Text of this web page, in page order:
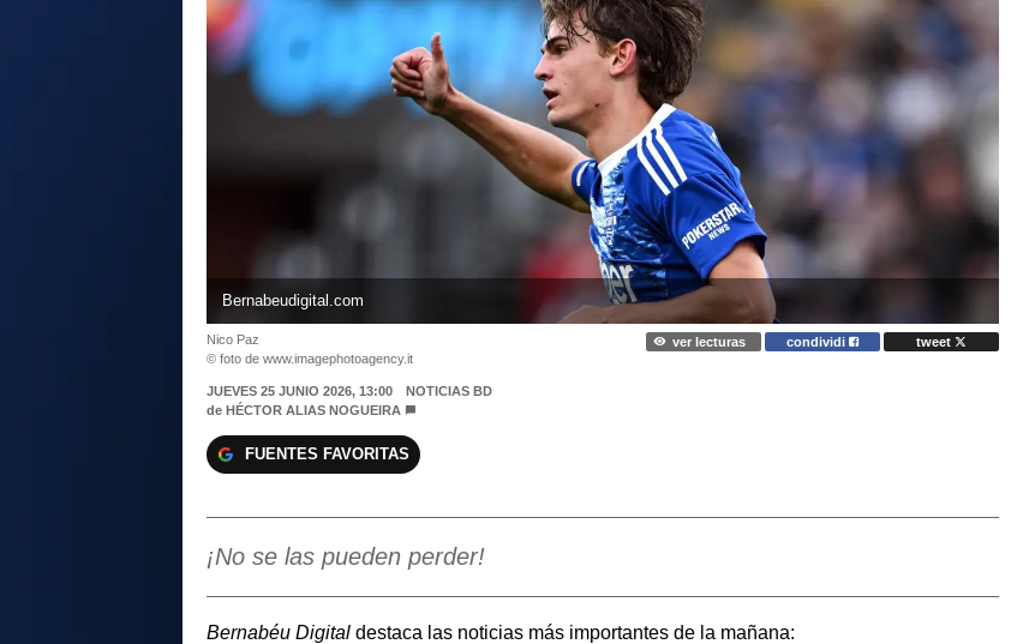
Bernabeudigital.com
Nico Paz
© foto de www.imagephotoagency.it
ver lecturas condividi tweet
JUEVES 25 JUNIO 2026, 13:00
NOTICIAS BD
de HÉCTOR ALIAS NOGUEIRA
FUENTES FAVORITAS
¡No se las pueden perder!
Bernabéu Digital destaca las noticias más importantes de la mañana: